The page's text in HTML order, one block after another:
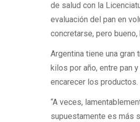
de salud con la
evaluación del pan en
concretarse, pero
Argentina tiene una
kilos por año, entre pan
encarecer los productos.
“A veces,
supuestamente es más